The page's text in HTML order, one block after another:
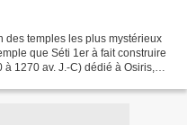
des temples les plus mystérieux
que Séti 1er à fait construire
1270 av. J.-C) dédié à Osiris,